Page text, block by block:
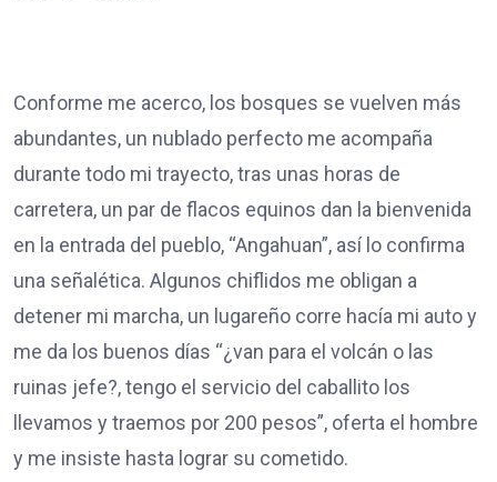
Conforme me acerco, los bosques se vuelven más
abundantes, un nublado perfecto me acompaña
durante todo mi trayecto, tras unas horas de
carretera, un par de flacos equinos dan la bienvenida
en la entrada del pueblo, “Angahuan”, así lo confirma
una señalética. Algunos chiflidos me obligan a
detener mi marcha, un lugareño corre hacía mi auto y
me da los buenos días “¿van para el volcán o las
ruinas jefe?, tengo el servicio del caballito los
llevamos y traemos por 200 pesos”, oferta el hombre
y me insiste hasta lograr su cometido.